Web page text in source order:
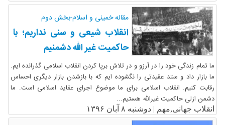
مقاله خمینی و اسلام-بخش دوم
انقلاب شیعی و سنی نداریم؛ با
حاکمیت غیر الله دشمنیم
ما تمام زندگی خود را در آرزو و در تلاش برپا کردن انقلاب اسلامی گذرانده ایم.
ما بازار داد و ستد عقیدتی را نگشوده ایم که با بازشدن بازار دیگری احساس
رقابت کنیم. انقلاب اسلامی برای ما موضوع اجرای عقاید اسلامی است. ما
دشمن ازلی حاکمیت غیرالله هستیم...
انقلاب جهانی,مهم | دوشنبه ۸ آبان ۱۳۹۶